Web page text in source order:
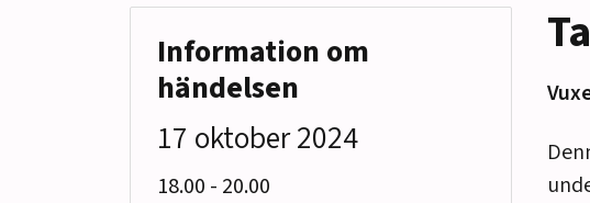
Information om
händelsen
17 oktober 2024
18.00 till
- 20.00